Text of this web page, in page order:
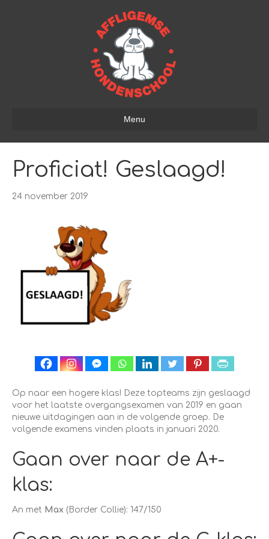
Menu
Proficiat! Geslaagd!
24 november 2019
Op naar een hogere klas! Deze topteams zijn geslaagd
voor het laatste overgangsexamen van 2019 en gaan
nieuwe uitdagingen aan in de volgende groep. De
volgende examens vinden plaats in januari 2020.
Gaan over naar de A+-
klas:
An met Max (Border Collie): 147/150